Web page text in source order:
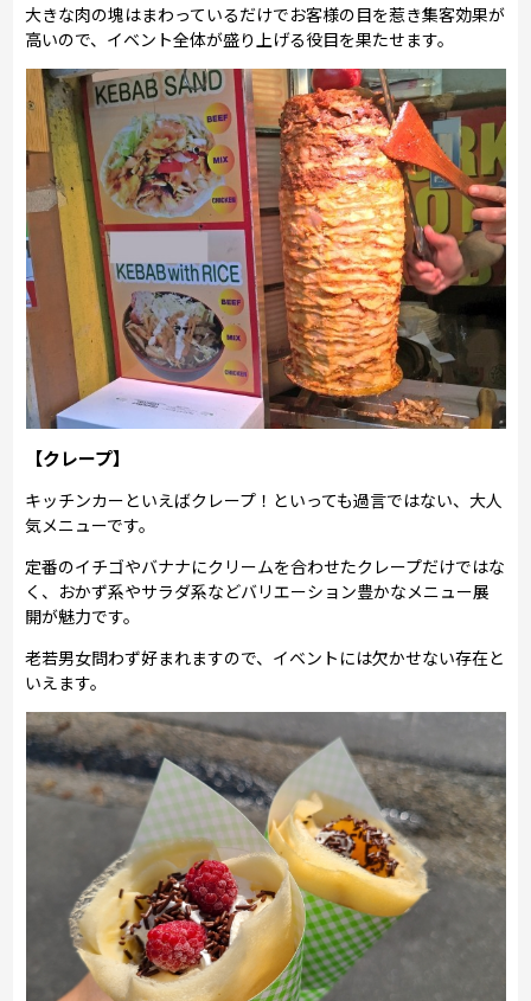
大きな肉の塊はまわっているだけでお客様の目を惹き集客効果が
高いので、イベント全体が盛り上げる役目を果たせます。
【クレープ】
キッチンカーといえばクレープ！といっても過言ではない、大人
気メニューです。
定番のイチゴやバナナにクリームを合わせたクレープだけではな
く、おかず系やサラダ系などバリエーション豊かなメニュー展
開が魅力です。
老若男女問わず好まれますので、イベントには欠かせない存在と
いえます。